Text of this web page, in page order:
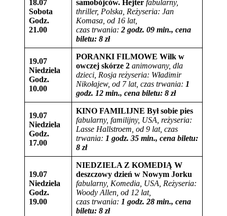
18.07
Sobota
Godz.
21.00
samobójców. Hejter fabularny,
thriller, Polska, Reżyseria: Jan
Komasa, od 16 lat,
czas trwania: 2 godz. 09 min., cena
biletu: 8 zł
19.07
Niedziela
Godz.
10.00
PORANKI FILMOWE Wilk w
owczej skórze 2 animowany, dla
dzieci, Rosja reżyseria: Władimir
Nikołajew, od 7 lat, czas trwania: 1
godz. 12 min., cena biletu: 8 zł
19.07
Niedziela
Godz.
17.00
KINO FAMILIJNE Był sobie pies
fabularny, familijny, USA, reżyseria:
Lasse Hallstroem , od 9 lat, czas
trwania: 1 godz. 35 min., cena biletu:
8 zł
19.07
Niedziela
Godz.
19.00
NIEDZIELA Z KOMEDIĄ W
deszczowy dzień w Nowym Jorku
fabularny, Komedia, USA, Reżyseria:
Woody Allen, od 12 lat,
czas trwania: 1 godz. 28 min., cena
biletu: 8 zł